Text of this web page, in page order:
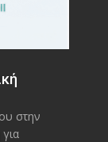
στην